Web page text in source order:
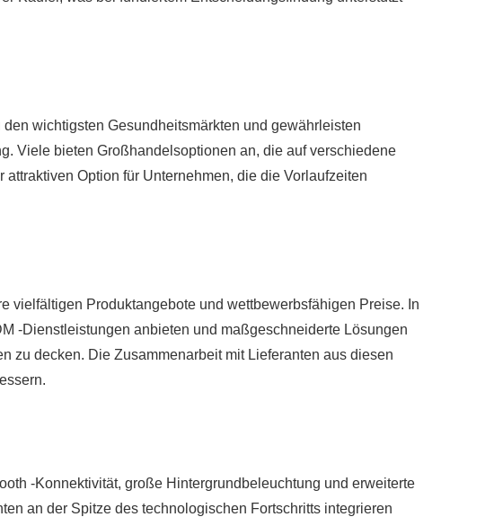
wichtigsten Gesundheitsmärkten und gewährleisten
Viele bieten Großhandelsoptionen an, die auf verschiedene
Option für Unternehmen, die die Vorlaufzeiten
vielfältigen Produktangebote und wettbewerbsfähigen Preise. In
-Dienstleistungen anbieten und maßgeschneiderte Lösungen
zu decken. Die Zusammenarbeit mit Lieferanten aus diesen
-Konnektivität, große Hintergrundbeleuchtung und erweiterte
an der Spitze des technologischen Fortschritts integrieren